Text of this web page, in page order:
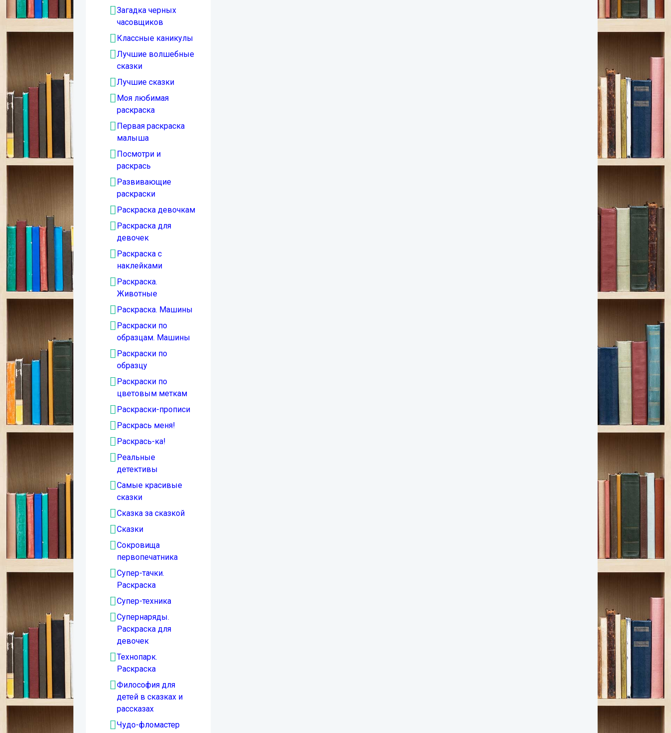
Загадка черных
часовщиков
Классные каникулы
Лучшие волшебные
сказки
Лучшие сказки
Моя любимая
раскраска
Первая раскраска
малыша
Посмотри и
раскрась
Развивающие
раскраски
Раскраска девочкам
Раскраска для
девочек
Раскраска с
наклейками
Раскраска.
Животные
Раскраска. Машины
Раскраски по
образцам. Машины
Раскраски по
образцу
Раскраски по
цветовым меткам
Раскраски-прописи
Раскрась меня!
Раскрась-ка!
Реальные
детективы
Самые красивые
сказки
Сказка за сказкой
Сказки
Сокровища
первопечатника
Супер-тачки.
Раскраска
Супер-техника
Супернаряды.
Раскраска для
девочек
Технопарк.
Раскраска
Философия для
детей в сказках и
рассказах
Чудо-фломастер